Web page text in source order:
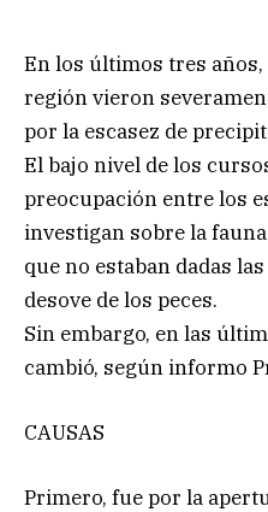
En los últimos tres
región vieron
por la escasez de
El bajo nivel de los
preocupación entre los
investigan sobre la
que no estaban dadas
desove de los peces.
Sin embargo, en las
cambió, según informo
CAUSAS
Primero, fue por la